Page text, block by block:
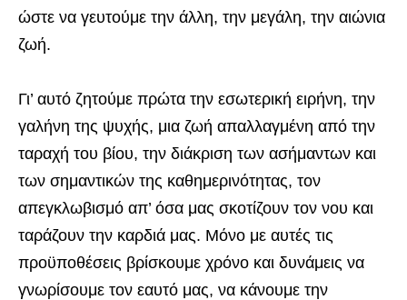
ώστε να γευτούμε την άλλη, την μεγάλη, την αιώνια
ζωή.
Γι’ αυτό ζητούμε πρώτα την εσωτερική ειρήνη, την
γαλήνη της ψυχής, μια ζωή απαλλαγμένη από την
ταραχή του βίου, την διάκριση των ασήμαντων και
των σημαντικών της καθημερινότητας, τον
απεγκλωβισμό απ’ όσα μας σκοτίζουν τον νου και
ταράζουν την καρδιά μας. Μόνο με αυτές τις
προϋποθέσεις βρίσκουμε χρόνο και δυνάμεις να
γνωρίσουμε τον εαυτό μας, να κάνουμε την